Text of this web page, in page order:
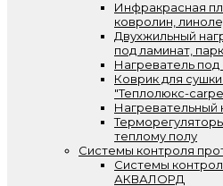
Инфракрасная
ковролин,
Двухжильный
под ламинат,
Нагреватель
Коврик для
"Теплолюкс-
Нагревательный
теплому полу
Системы контроля
Системы
АКВАЛОРД